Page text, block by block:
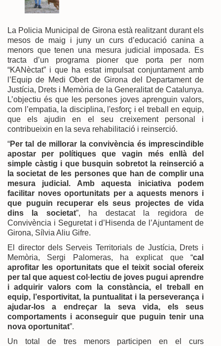
La Policia Municipal de Girona està realitzant durant els
mesos de maig i juny un curs d’educació canina a
menors que tenen una mesura judicial imposada. Es
tracta d’un programa pioner que porta per nom
“KANèctat” i que ha estat impulsat conjuntament amb
l’Equip de Medi Obert de Girona del Departament de
Justícia, Drets i Memòria de la Generalitat de Catalunya.
L’objectiu és que les persones joves aprenguin valors,
com l’empatia, la disciplina, l'esforç i el treball en equip,
que els ajudin en el seu creixement personal i
contribueixin en la seva rehabilitació i reinserció.
“Per tal de millorar la convivència és imprescindible
apostar per polítiques que vagin més enllà del
simple càstig i que busquin sobretot la reinserció a
la societat de les persones que han de complir una
mesura judicial. Amb aquesta iniciativa podem
facilitar noves oportunitats per a aquests menors i
que puguin recuperar els seus projectes de vida
dins la societat”, ha destacat la regidora de
Convivència i Seguretat i d’Hisenda de l’Ajuntament de
Girona, Sílvia Aliu Gifre.
El director dels Serveis Territorials de Justícia, Drets i
Memòria, Sergi Palomeras, ha explicat que “cal
aprofitar les oportunitats que el teixit social ofereix
per tal que aquest col·lectiu de joves pugui aprendre
i adquirir valors com la constància, el treball en
equip, l’esportivitat, la puntualitat i la perseverança i
ajudar-los a endreçar la seva vida, els seus
comportaments i aconseguir que puguin tenir una
nova oportunitat”.
Un total de tres menors participen en el curs